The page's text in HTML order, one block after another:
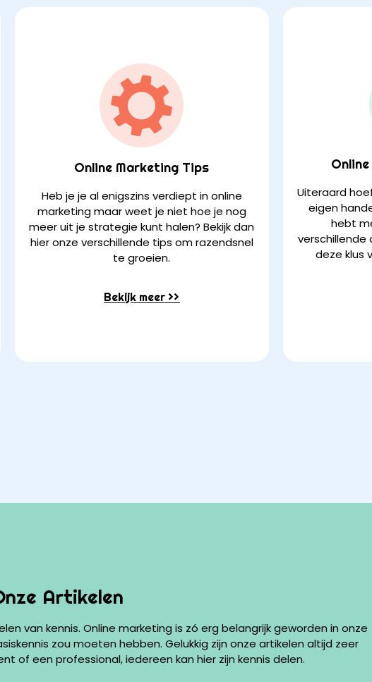
Online Marketing Tips
Heb je je al enigszins verdiept in online
marketing maar weet je niet hoe je nog
meer uit je strategie kunt halen? Bekijk dan
hier onze verschillende tips om razendsnel
te groeien.
Bekijk meer >>
Uiteraard
eigen
hebt
verschillende
deze klus
Artikelen
van kennis. Online marketing is zó erg belangrijk geworden in onze
zou moeten hebben. Gelukkig zijn onze artikelen altijd zeer
of een professional, iedereen kan hier zijn kennis delen.